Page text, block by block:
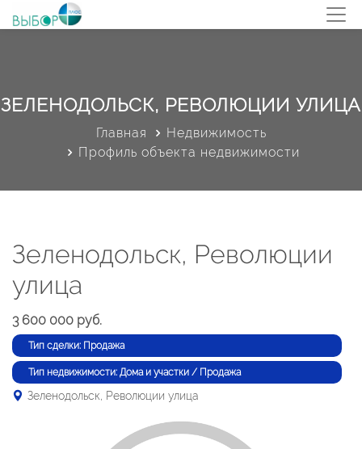
ЗЕЛЕНОДОЛЬСК, РЕВОЛЮЦИИ УЛИЦА
Главная
Недвижимость
Профиль объекта недвижимости
Зеленодольск, Революции
улица
3 600 000 руб.
Тип сделки: Продажа
Тип недвижимости: Дома и участки / Продажа
Зеленодольск, Революции улица